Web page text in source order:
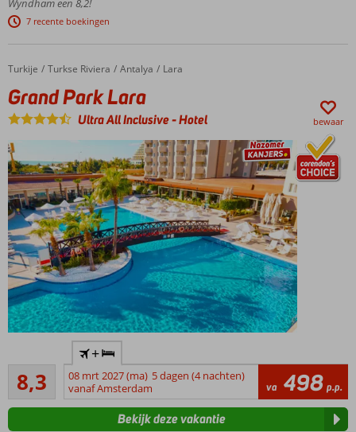
stijl
Kunuku's
Waterworld!
(familie)kamers en
ruime 4-
pizza,
BBQ
of
sushi
7 recente boekingen
Home
Turkije Turkse Riviera Antalya Lara
Grand Park Lara
Grand Park Lara
Ultra All Inclusive-Hotel bewaar
familiehotel
in Lara
voor de
beste prijs
8,3
Zeer goed
1720
beoordelingen
+
08 mrt 2027 (ma) 5 dagen (4 nachten)
vanaf Amsterdam
va 498 p.p.
Bekijk deze vakantie